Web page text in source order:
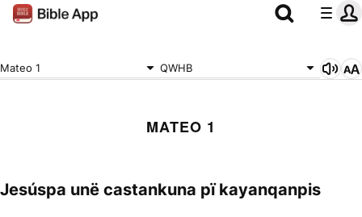
Mateo 1 QWHB
MATEO 1
Jesúspa unë castankuna pï kayanqanpis